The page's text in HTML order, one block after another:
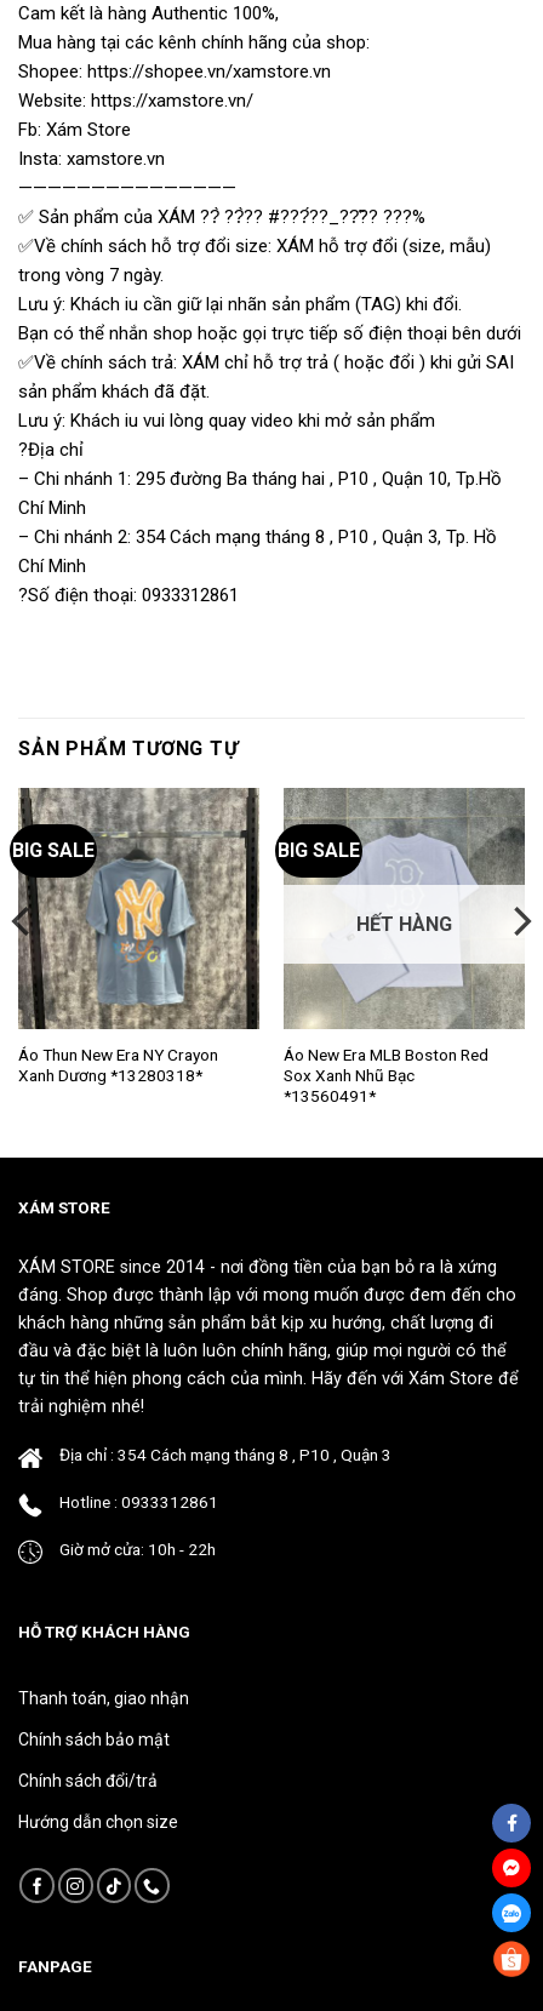
Cam kết là hàng Authentic 100%,
Mua hàng tại các kênh chính hãng của shop:
Shopee: https://shopee.vn/xamstore.vn
Website: https://xamstore.vn/
Fb: Xám Store
Insta: xamstore.vn
———————————————
✅ Sản phẩm của XÁM ??̀ ??̀?? #???́??_??̃?? ???%
✅Về chính sách hỗ trợ đổi size: XÁM hỗ trợ đổi (size, mẫu)
trong vòng 7 ngày.
Lưu ý: Khách iu cần giữ lại nhãn sản phẩm (TAG) khi đổi.
Bạn có thể nhắn shop hoặc gọi trực tiếp số điện thoại bên dưới
✅Về chính sách trả: XÁM chỉ hỗ trợ trả ( hoặc đổi ) khi gửi SAI
sản phẩm khách đã đặt.
Lưu ý: Khách iu vui lòng quay video khi mở sản phẩm
?Địa chỉ
– Chi nhánh 1: 295 đường Ba tháng hai , P10 , Quận 10, Tp.Hồ
Chí Minh
– Chi nhánh 2: 354 Cách mạng tháng 8 , P10 , Quận 3, Tp. Hồ
Chí Minh
?Số điện thoại: 0933312861
SẢN PHẨM TƯƠNG TỰ
BIG SALE
Áo Thun New Era NY Crayon
Xanh Dương *13280318*
Sản
phẩm
nhiều
thể.
tùy
có
thể
được
chọn
trên
sản
BIG SALE
HẾT HÀNG
Áo New Era MLB Boston Red
Sox Xanh Nhũ Bạc
*13560491*
Sản
phẩm
này
nhiều
tùy
chọn
có
thể
được
chọn
sản
XÁM STORE
XÁM STORE since 2014 - nơi đồng tiền của bạn bỏ ra là xứng
đáng. Shop được thành lập với mong muốn được đem đến cho
khách hàng những sản phẩm bắt kịp xu hướng, chất lượng đi
đầu và đặc biệt là luôn luôn chính hãng, giúp mọi người có thể
tự tin thể hiện phong cách của mình. Hãy đến với Xám Store để
trải nghiệm nhé!
Địa chỉ : 354 Cách mạng tháng 8 , P10 , Quận 3
Hotline : 0933312861
Giờ mở cửa: 10h - 22h
HỖ TRỢ KHÁCH HÀNG
Thanh toán, giao nhận
Chính sách bảo mật
Chính sách đổi/trả
Hướng dẫn chọn size
FANPAGE